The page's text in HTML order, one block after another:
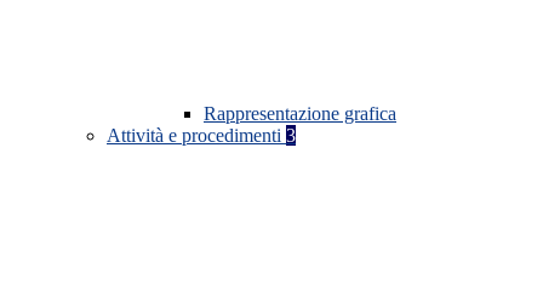
Rappresentazione grafica
Attività e procedimenti 3